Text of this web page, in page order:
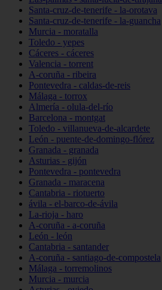
Santa-cruz-de-tenerife - la-orotava
Santa-cruz-de-tenerife - la-guancha
Murcia - moratalla
Toledo - yepes
Cáceres - cáceres
Valencia - torrent
A-coruña - ribeira
Pontevedra - caldas-de-reis
Málaga - torrox
Almería - olula-del-río
Barcelona - montgat
Toledo - villanueva-de-alcardete
León - puente-de-domingo-flórez
Granada - granada
Asturias - gijón
Pontevedra - pontevedra
Granada - maracena
Cantabria - riotuerto
ávila - el-barco-de-ávila
La-rioja - haro
A-coruña - a-coruña
León - león
Cantabria - santander
A-coruña - santiago-de-compostela
Málaga - torremolinos
Murcia - murcia